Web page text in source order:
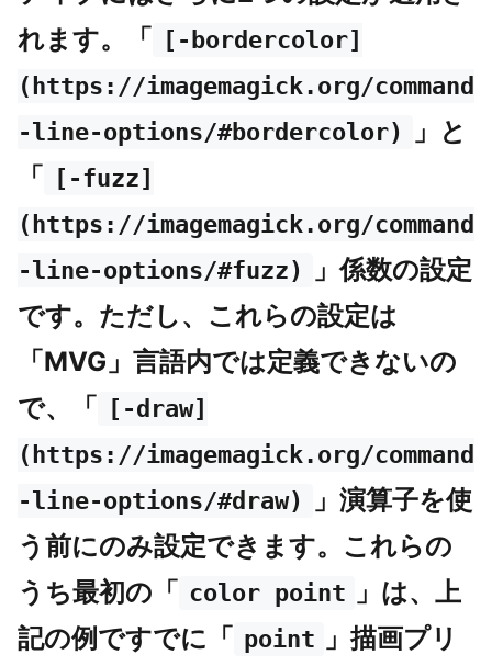
れます。「
[-bordercolor]
(https://imagemagick.org/command
-line-options/#bordercolor)
」と
「
[-fuzz]
(https://imagemagick.org/command
-line-options/#fuzz)
」係数の設定
です。ただし、これらの設定は
「MVG」言語内では定義できないの
で、「
[-draw]
(https://imagemagick.org/command
-line-options/#draw)
」演算子を使
う前にのみ設定できます。これらの
うち最初の「 color point
」は、上
記の例ですでに「 point
」描画プリ